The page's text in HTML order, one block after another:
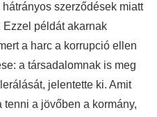
szerződések miatt
Ezzel példát akarnak
a harc a korrupció ellen
a társadalomnak is meg
jelentette ki. Amit
a jövőben a kormány,